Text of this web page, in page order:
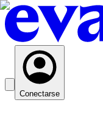
Conectarse